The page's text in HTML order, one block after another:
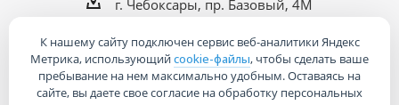
г. Чебоксары, пр. Базовый, 4М
2026 © Интернет-магазин «Акваторг»
К нашему сайту подключен сервис веб-аналитики Яндекс
Метрика, использующийcookie-файлы, чтобы сделать ваше
пребывание на нем максимально удобным. Оставаясь на
сайте, вы даете свое согласие на обработку персональных